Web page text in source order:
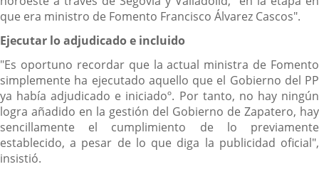
que era ministro de Fomento Francisco Álvarez Cascos".
Ejecutar lo adjudicado e incluido
"Es oportuno recordar que la actual ministra de Fomento
simplemente ha ejecutado aquello que el Gobierno del PP
ya había adjudicado e iniciadoº. Por tanto, no hay ningún
logra añadido en la gestión del Gobierno de Zapatero, hay
sencillamente el cumplimiento de lo previamente
establecido, a pesar de lo que diga la publicidad oficial",
insistió.